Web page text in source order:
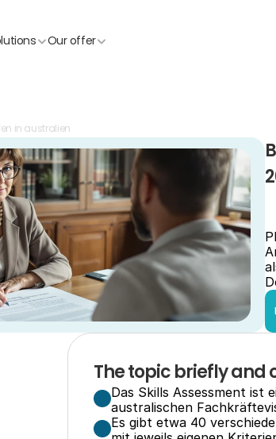
Our offer
in australien
The topic briefly and
Das Skills Assessment ist
australischen
Es gibt etwa 40